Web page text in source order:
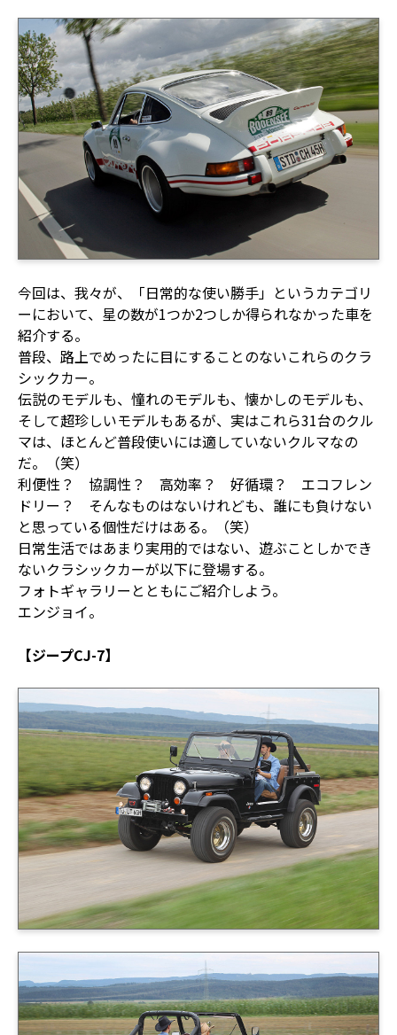
今回は、我々が、「日常的な使い勝手」というカテゴリ
ーにおいて、星の数が1つか2つしか得られなかった車を
紹介する。
普段、路上でめったに目にすることのないこれらのクラ
シックカー。
伝説のモデルも、憧れのモデルも、懐かしのモデルも、
そして超珍しいモデルもあるが、実はこれら31台のクル
マは、ほとんど普段使いには適していないクルマなの
だ。（笑）
利便性？ 協調性？ 高効率？ 好循環？ エコフレン
ドリー？ そんなものはないけれども、誰にも負けない
と思っている個性だけはある。（笑）
日常生活ではあまり実用的ではない、遊ぶことしかでき
ないクラシックカーが以下に登場する。
フォトギャラリーとともにご紹介しよう。
エンジョイ。
【ジープCJ-7】